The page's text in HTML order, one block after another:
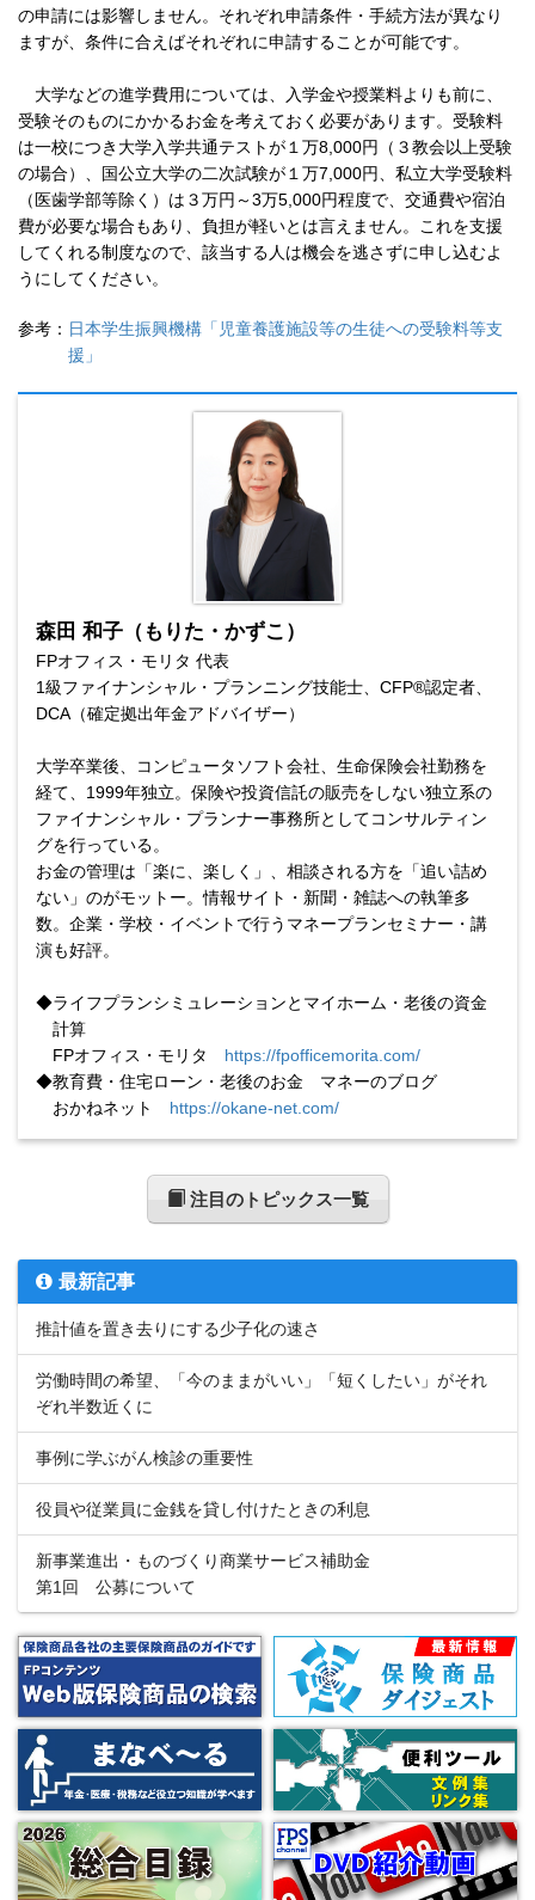
の申請には影響しません。それぞれ申請条件・手続方法が異なり
ますが、条件に合えばそれぞれに申請することが可能です。
大学などの進学費用については、入学金や授業料よりも前に、
受験そのものにかかるお金を考えておく必要があります。受験料
は一校につき大学入学共通テストが１万8,000円（３教会以上受験
の場合）、国公立大学の二次試験が１万7,000円、私立大学受験料
（医歯学部等除く）は３万円～3万5,000円程度で、交通費や宿泊
費が必要な場合もあり、負担が軽いとは言えません。これを支援
してくれる制度なので、該当する人は機会を逃さずに申し込むよ
うにしてください。
参考： 日本学生振興機構「児童養護施設等の生徒への受験料等支
援」
森田 和子（もりた・かずこ）
FPオフィス・モリタ 代表
1級ファイナンシャル・プランニング技能士、CFP®認定者、
DCA（確定拠出年金アドバイザー）
大学卒業後、コンピュータソフト会社、生命保険会社勤務を
経て、1999年独立。保険や投資信託の販売をしない独立系の
ファイナンシャル・プランナー事務所としてコンサルティン
グを行っている。
お金の管理は「楽に、楽しく」、相談される方を「追い詰め
ない」のがモットー。情報サイト・新聞・雑誌への執筆多
数。企業・学校・イベントで行うマネープランセミナー・講
演も好評。
◆ライフプランシミュレーションとマイホーム・老後の資金
計算
FPオフィス・モリタ https://fpofficemorita.com/
◆教育費・住宅ローン・老後のお金 マネーのブログ
おかねネット https://okane-net.com/
注目のトピックス一覧
最新記事
推計値を置き去りにする少子化の速さ
労働時間の希望、「今のままがいい」「短くしたい」がそれ
ぞれ半数近くに
事例に学ぶがん検診の重要性
役員や従業員に金銭を貸し付けたときの利息
新事業進出・ものづくり商業サービス補助金
第1回 公募について